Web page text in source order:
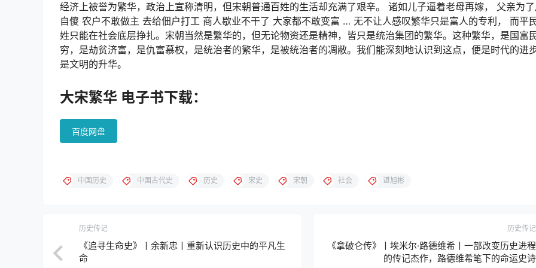
经济上被誉为繁华，政治上宣称清明，但宋朝普通百姓的生活却充满了艰辛。 诸如儿子逼着老母再嫁， 父亲为
自傻 农户不敢做主 去给佃户打工 商人歇业不干了 大家都不敢变富 … 无不让人感叹繁华只是富人的专利， 而平
姓只能在社会底层挣扎。宋朝当然是繁华的，但无论物资还是精神，皆只是统治集团的繁华。这种繁华，是国富
穷，是劫贫济富，是仇富慕权，是统治者的繁华，是被统治者的凋敝。我们能深刻地认识到这点，便是时代的进步
是文明的升华。
大宋繁华 电子书下载：
百度网盘
中国历史 中国古代史 历史 宋史 宋朝 社会 谌旭彬
历史传记
《追寻生命史》丨余新忠丨重新认识历史中的平凡生
命
历史传记
《拿破仑传》丨埃米尔·路德维希丨一部改变历史进程
的传记杰作，路德维希笔下的命运史诗